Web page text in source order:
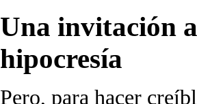
Una invitación
hipocresía
Pero, para hacer